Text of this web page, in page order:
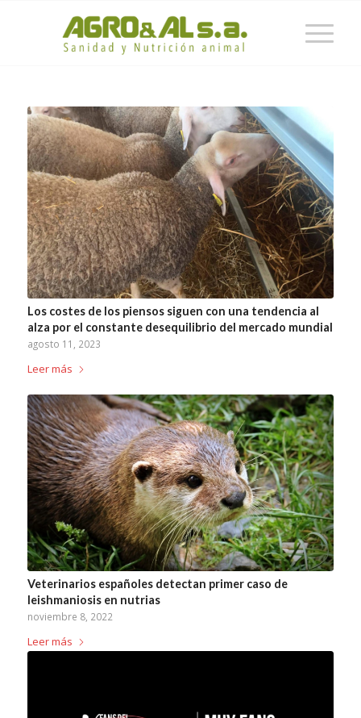
Los costes de los piensos siguen con una tendencia al
alza por el constante desequilibrio del mercado mundial
agosto 11, 2023
Leer más
Veterinarios españoles detectan primer caso de
leishmaniosis en nutrias
noviembre 8, 2022
Leer más